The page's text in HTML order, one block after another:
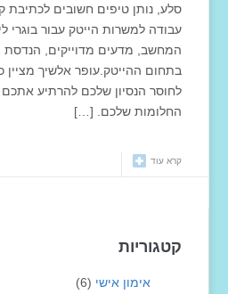
סלע, נותן טיפים חשובים לכתיבת
עבודה למשרות הייטק עבור בוגרי
המחשב, מדעים מדוייקים, הנדסת
בתחום ההייטק.עופר אלשיך
לחוסר הנסיון שלכם להרתיע
החלומות שלכם. […]
קרא עוד
קטגוריות
אימון אישי (6)